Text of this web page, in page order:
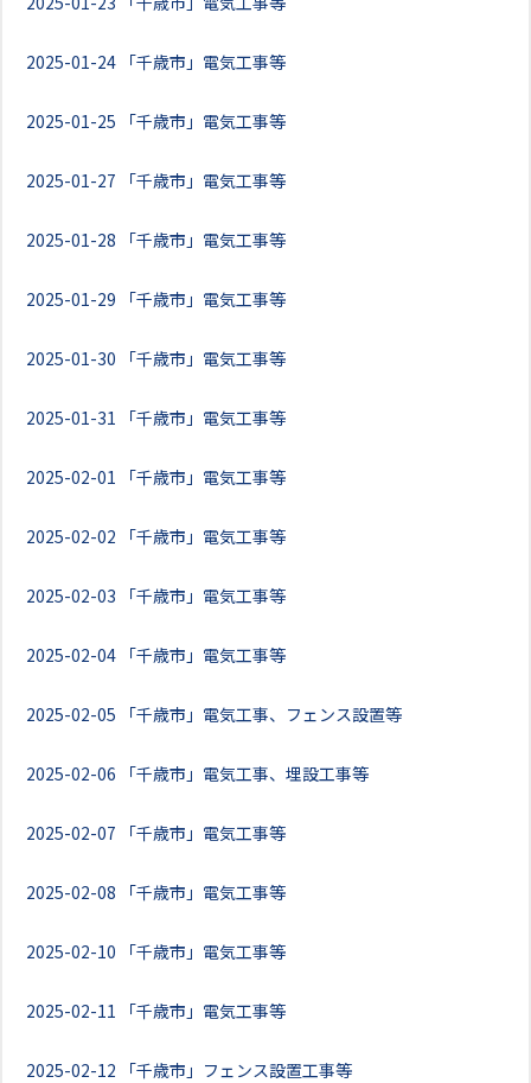
2025-01-24 「千歳市」電気工事等
2025-01-25 「千歳市」電気工事等
2025-01-27 「千歳市」電気工事等
2025-01-28 「千歳市」電気工事等
2025-01-29 「千歳市」電気工事等
2025-01-30 「千歳市」電気工事等
2025-01-31 「千歳市」電気工事等
2025-02-01 「千歳市」電気工事等
2025-02-02 「千歳市」電気工事等
2025-02-03 「千歳市」電気工事等
2025-02-04 「千歳市」電気工事等
2025-02-05 「千歳市」電気工事、フェンス設置等
2025-02-06 「千歳市」電気工事、埋設工事等
2025-02-07 「千歳市」電気工事等
2025-02-08 「千歳市」電気工事等
2025-02-10 「千歳市」電気工事等
2025-02-11 「千歳市」電気工事等
2025-02-12 「千歳市」フェンス設置工事等